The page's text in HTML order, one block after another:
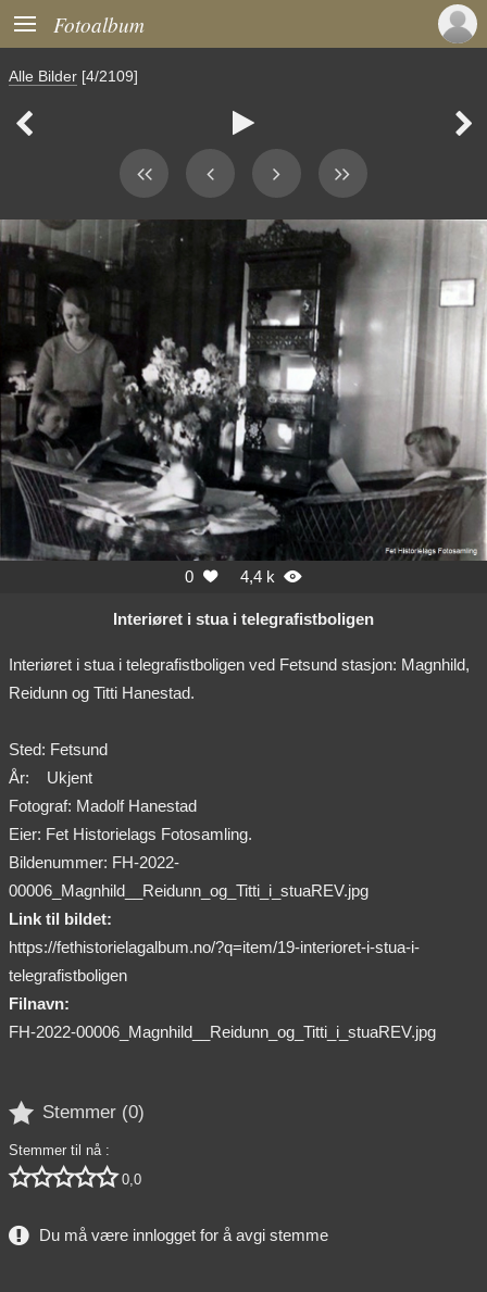
 Fotoalbum
Alle Bilder [4/2109]
  
0  4,4 k 
Interiøret i stua i telegrafistboligen
Interiøret i stua i telegrafistboligen ved Fetsund stasjon: Magnhild,
Reidunn og Titti Hanestad.
Sted: Fetsund
År:
Ukjent
Fotograf: Madolf Hanestad
Eier: Fet Historielags Fotosamling.
Bildenummer: FH-2022-
00006_Magnhild__Reidunn_og_Titti_i_stuaREV.jpg
Link til bildet:
https://fethistorielagalbum.no/?q=item/19-interioret-i-stua-i-
telegrafistboligen
Filnavn:
FH-2022-00006_Magnhild__Reidunn_og_Titti_i_stuaREV.jpg
 Stemmer (0)
Stemmer til nå :
 0,0
Du må være innlogget for å avgi stemme